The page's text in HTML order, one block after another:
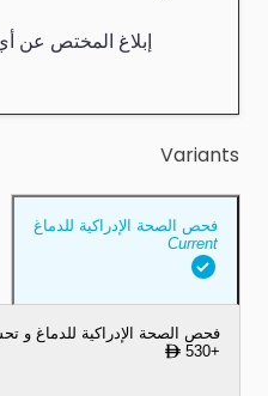
إبلاغ المختص عن
Variants
فحص الصحة الإدراكية للدماغ
Current
فحص الصحة الإدراكية للدماغ و
+
530